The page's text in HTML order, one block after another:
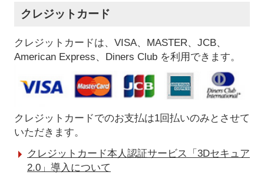
クレジットカード
クレジットカードは、VISA、MASTER、JCB、
American Express、Diners Club を利用できます。
クレジットカードでのお支払は1回払いのみとさせて
いただきます。
クレジットカード本人認証サービス「3Dセキュア
2.0」導入について